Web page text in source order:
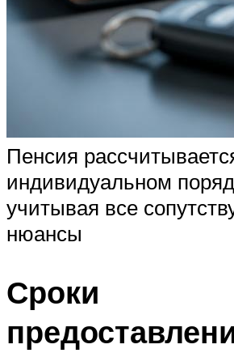
Пенсия
индивидуальном
учитывая все
нюансы
Сроки